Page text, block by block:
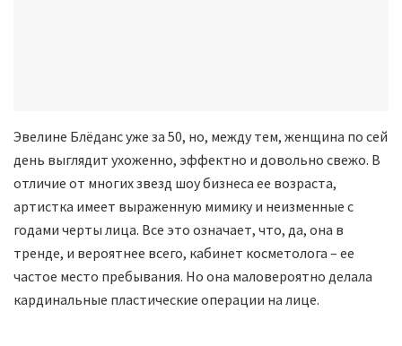
Эвелине Блёданс уже за 50, но, между тем, женщина по сей
день выглядит ухоженно, эффектно и довольно свежо. В
отличие от многих звезд шоу бизнеса ее возраста,
артистка имеет выраженную мимику и неизменные с
годами черты лица. Все это означает, что, да, она в
тренде, и вероятнее всего, кабинет косметолога – ее
частое место пребывания. Но она маловероятно делала
кардинальные пластические операции на лице.